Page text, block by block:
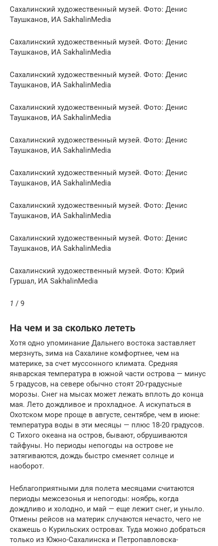
Сахалинский художественный музей. Фото: Денис
Таушканов, ИА SakhalinMedia
Сахалинский художественный музей. Фото: Денис
Таушканов, ИА SakhalinMedia
Сахалинский художественный музей. Фото: Денис
Таушканов, ИА SakhalinMedia
Сахалинский художественный музей. Фото: Денис
Таушканов, ИА SakhalinMedia
Сахалинский художественный музей. Фото: Денис
Таушканов, ИА SakhalinMedia
Сахалинский художественный музей. Фото: Денис
Таушканов, ИА SakhalinMedia
Сахалинский художественный музей. Фото: Денис
Таушканов, ИА SakhalinMedia
Сахалинский художественный музей. Фото: Денис
Таушканов, ИА SakhalinMedia
Сахалинский художественный музей. Фото: Юрий
Гуршал, ИА SakhalinMedia
1 / 9
На чем и за сколько лететь
Хотя одно упоминание Дальнего востока заставляет
мерзнуть, зима на Сахалине комфортнее, чем на
материке, за счет муссонного климата. Средняя
январская температура в южной части острова — минус
5 градусов, на севере обычно стоят 20-градусные
морозы. Cнег на мысах может лежать вплоть до конца
мая. Лето дождливое и прохладное. А искупаться в
Охотском море проще в августе, сентябре, чем в июне:
температура воды в эти месяцы — плюс 18-20 градусов.
С Тихого океана на остров, бывают, обрушиваются
тайфуны. Но периоды непогоды на острове не
затягиваются, дождь быстро сменяет солнце и
наоборот.
Неблагоприятными для полета месяцами считаются
периоды межсезонья и непогоды: ноябрь, когда
дождливо и холодно, и май — еще лежит снег, и уныло.
Отмены рейсов на материк случаются нечасто, чего не
скажешь о Курильских островах. Туда можно добраться
только из Южно-Сахалинска и Петропавловска-